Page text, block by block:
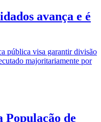
avança e é
pública visa garantir divisão
majoritariamente por
de